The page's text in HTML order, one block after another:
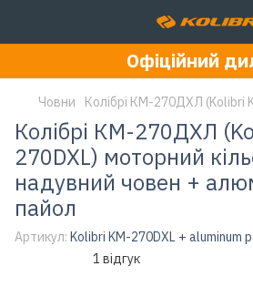
Офіційний
Човни Колібрі КМ-270ДХЛ (Kolibri
Колібрі КМ-270ДХЛ
270DXL) моторний
надувний човен +
пайол
Артикул: Kolibri KM-270DXL + aluminum
1 відгук